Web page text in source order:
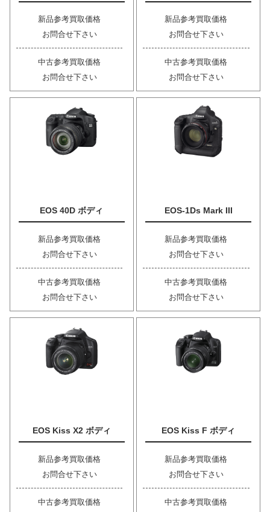
新品参考買取価格
お問合せ下さい
中古参考買取価格
お問合せ下さい
新品参考買取価格
お問合せ下さい
中古参考買取価格
お問合せ下さい
EOS 40D ボディ
新品参考買取価格
お問合せ下さい
中古参考買取価格
お問合せ下さい
EOS-1Ds Mark III
新品参考買取価格
お問合せ下さい
中古参考買取価格
お問合せ下さい
EOS Kiss X2 ボディ
新品参考買取価格
お問合せ下さい
中古参考買取価格
EOS Kiss F ボディ
新品参考買取価格
お問合せ下さい
中古参考買取価格